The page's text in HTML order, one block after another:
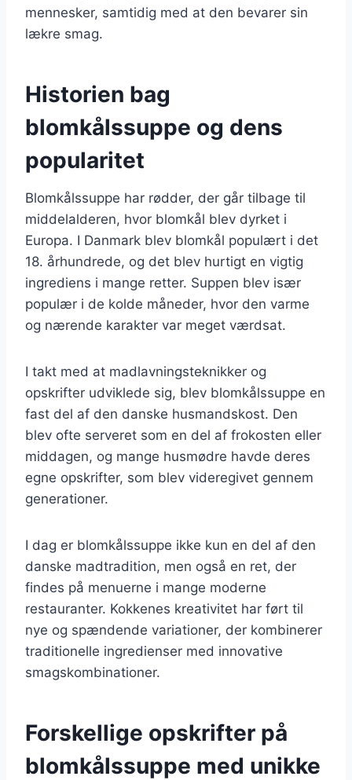
mennesker, samtidig med at den bevarer sin
lækre smag.
Historien bag
blomkålssuppe og dens
popularitet
Blomkålssuppe har rødder, der går tilbage til
middelalderen, hvor blomkål blev dyrket i
Europa. I Danmark blev blomkål populært i det
18. århundrede, og det blev hurtigt en vigtig
ingrediens i mange retter. Suppen blev især
populær i de kolde måneder, hvor den varme
og nærende karakter var meget værdsat.
I takt med at madlavningsteknikker og
opskrifter udviklede sig, blev blomkålssuppe en
fast del af den danske husmandskost. Den
blev ofte serveret som en del af frokosten eller
middagen, og mange husmødre havde deres
egne opskrifter, som blev videregivet gennem
generationer.
I dag er blomkålssuppe ikke kun en del af den
danske madtradition, men også en ret, der
findes på menuerne i mange moderne
restauranter. Kokkenes kreativitet har ført til
nye og spændende variationer, der kombinerer
traditionelle ingredienser med innovative
smagskombinationer.
Forskellige opskrifter på
blomkålssuppe med unikke